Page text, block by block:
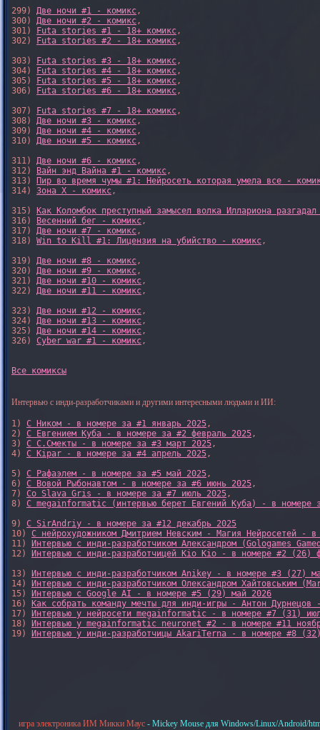
299) Две ночи #1 - комикс,
300) Две ночи #2 - комикс,
301)
Futa stories #1 - 18+ комикс,
302)
Futa stories #2 - 18+ комикс,
303)
Futa stories #3 - 18+ комикс,
304)
Futa stories #4 - 18+ комикс,
305)
Futa stories #5 - 18+ комикс,
306)
Futa stories #6 - 18+ комикс,
307)
Futa stories #7 - 18+ комикс,
308) Две ночи #3 - комикс,
309) Две ночи #4 - комикс,
310) Две ночи #5 - комикс,
311) Две ночи #6 - комикс,
312)
Вайн энд Вайна #1 - комикс,
313)
Пир во время чумы #1: Нейросеть которая умела все -
314) Зона X - комикс,
315)
Как Коломбок преступный замысел волка Иллариона
316)
Весенний бег - комикс,
317) Две ночи #7 - комикс,
318) Win to Kill #1: Лицензия на убийство - комикс,
319) Две ночи #8 - комикс,
320) Две ночи #9 - комикс,
321) Две ночи #10 - комикс,
322) Две ночи #11 - комикс,
323) Две ночи #12 - комикс,
324) Две ночи #13 - комикс,
325) Две ночи #14 - комикс,
326) Cyber war #1 - комикс,
Все комиксы
Интервью с инди-разработчиками и другими интересными людьми и ИИ:
1) С Ником - в номере за #1 январь 2025,
2) С Евгением Куба - в номере за #2 февраль 2025,
3) С С.Смекты - в номере за #3 март 2025,
4) С Kipar - в номере за #4 апрель 2025,
5) С Рафаэлем - в номере за #5 май 2025,
6) С Вовой Рыбонавтом - в номере за #6 июнь 2025,
7) Со Slava Gris - в номере за #7 июль 2025,
8) С megainformatic (интервью берет Евгений Куба) - в номере
9) С SirAndriy - в номере за #12 декабрь 2025
10) С нейрохудожником Дмитрием Невским - Магия Нейросетей -
11)
Интервью с инди-разработчиком Александром (Gologames
12)
Интервью с инди-разработчицей Kio Kio - в номере #2 (26)
13)
Интервью с инди-разработчиком Anikey - в номере #3 (27)
14)
Интервью с инди-разработчиком Олександром Хайтовським
15)
Интервью с Google AI - в номере #5 (29) май 2026
16)
Как собрать команду мечты для инди-игры - Антон
17)
Интервью у нейросети megainformatic - в номере #7 (31)
18)
Интервью у megainformatic neuronet #2 - в номере #11
19)
Интервью у инди-разработчицы AkariTerna - в номере #8
игра электроника ИМ Микки Маус - Mickey Mouse для Windows/Linux/Android/